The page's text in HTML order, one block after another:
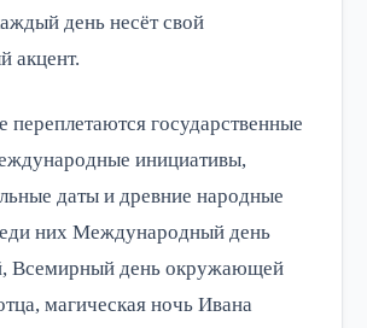
день несёт свой
акцент.
переплетаются государственные
инициативы,
даты и древние народные
них Международный день
Всемирный день окружающей
магическая ночь Ивана